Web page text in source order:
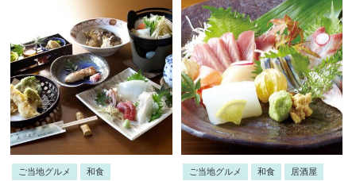
ご当地グルメ 和食 ご当地グルメ 和食 居酒屋